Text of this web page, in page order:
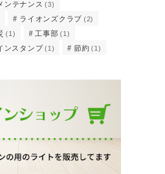
ンテナンス (3)
ライオンズクラブ (2)
(1) 工事部 (1)
ンスタンプ (1) 節約 (1)